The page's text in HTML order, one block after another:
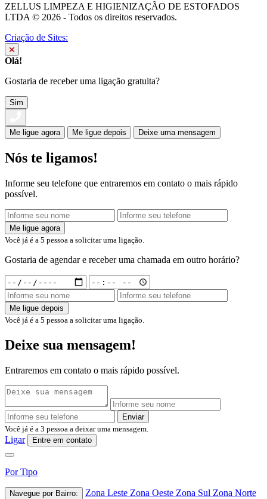
ZELLUS LIMPEZA E HIGIENIZAÇÃO DE ESTOFADOS
LTDA © 2026 - Todos os direitos reservados.
Criação de Sites:
Olá!
Gostaria de receber uma ligação gratuita?
Sim
Me ligue agora Me ligue depois Deixe uma mensagem
Nós te ligamos!
Informe seu telefone que entraremos em contato o mais rápido
possível.
Me ligue agora
Você já é a 5 pessoa a solicitar uma ligação.
Gostaria de agendar e receber uma chamada em outro horário?
Me ligue depois
Você já é a 5 pessoa a solicitar uma ligação.
Deixe sua mensagem!
Entraremos em contato o mais rápido possível.
Enviar
Você já é a 3 pessoa a deixar uma mensagem.
Ligar Entre em contato
Por Tipo
Navegue por Bairro: Zona Leste Zona Oeste Zona Sul Zona Norte